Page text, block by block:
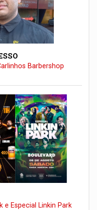
Barbershop
e Especial Linkin Park